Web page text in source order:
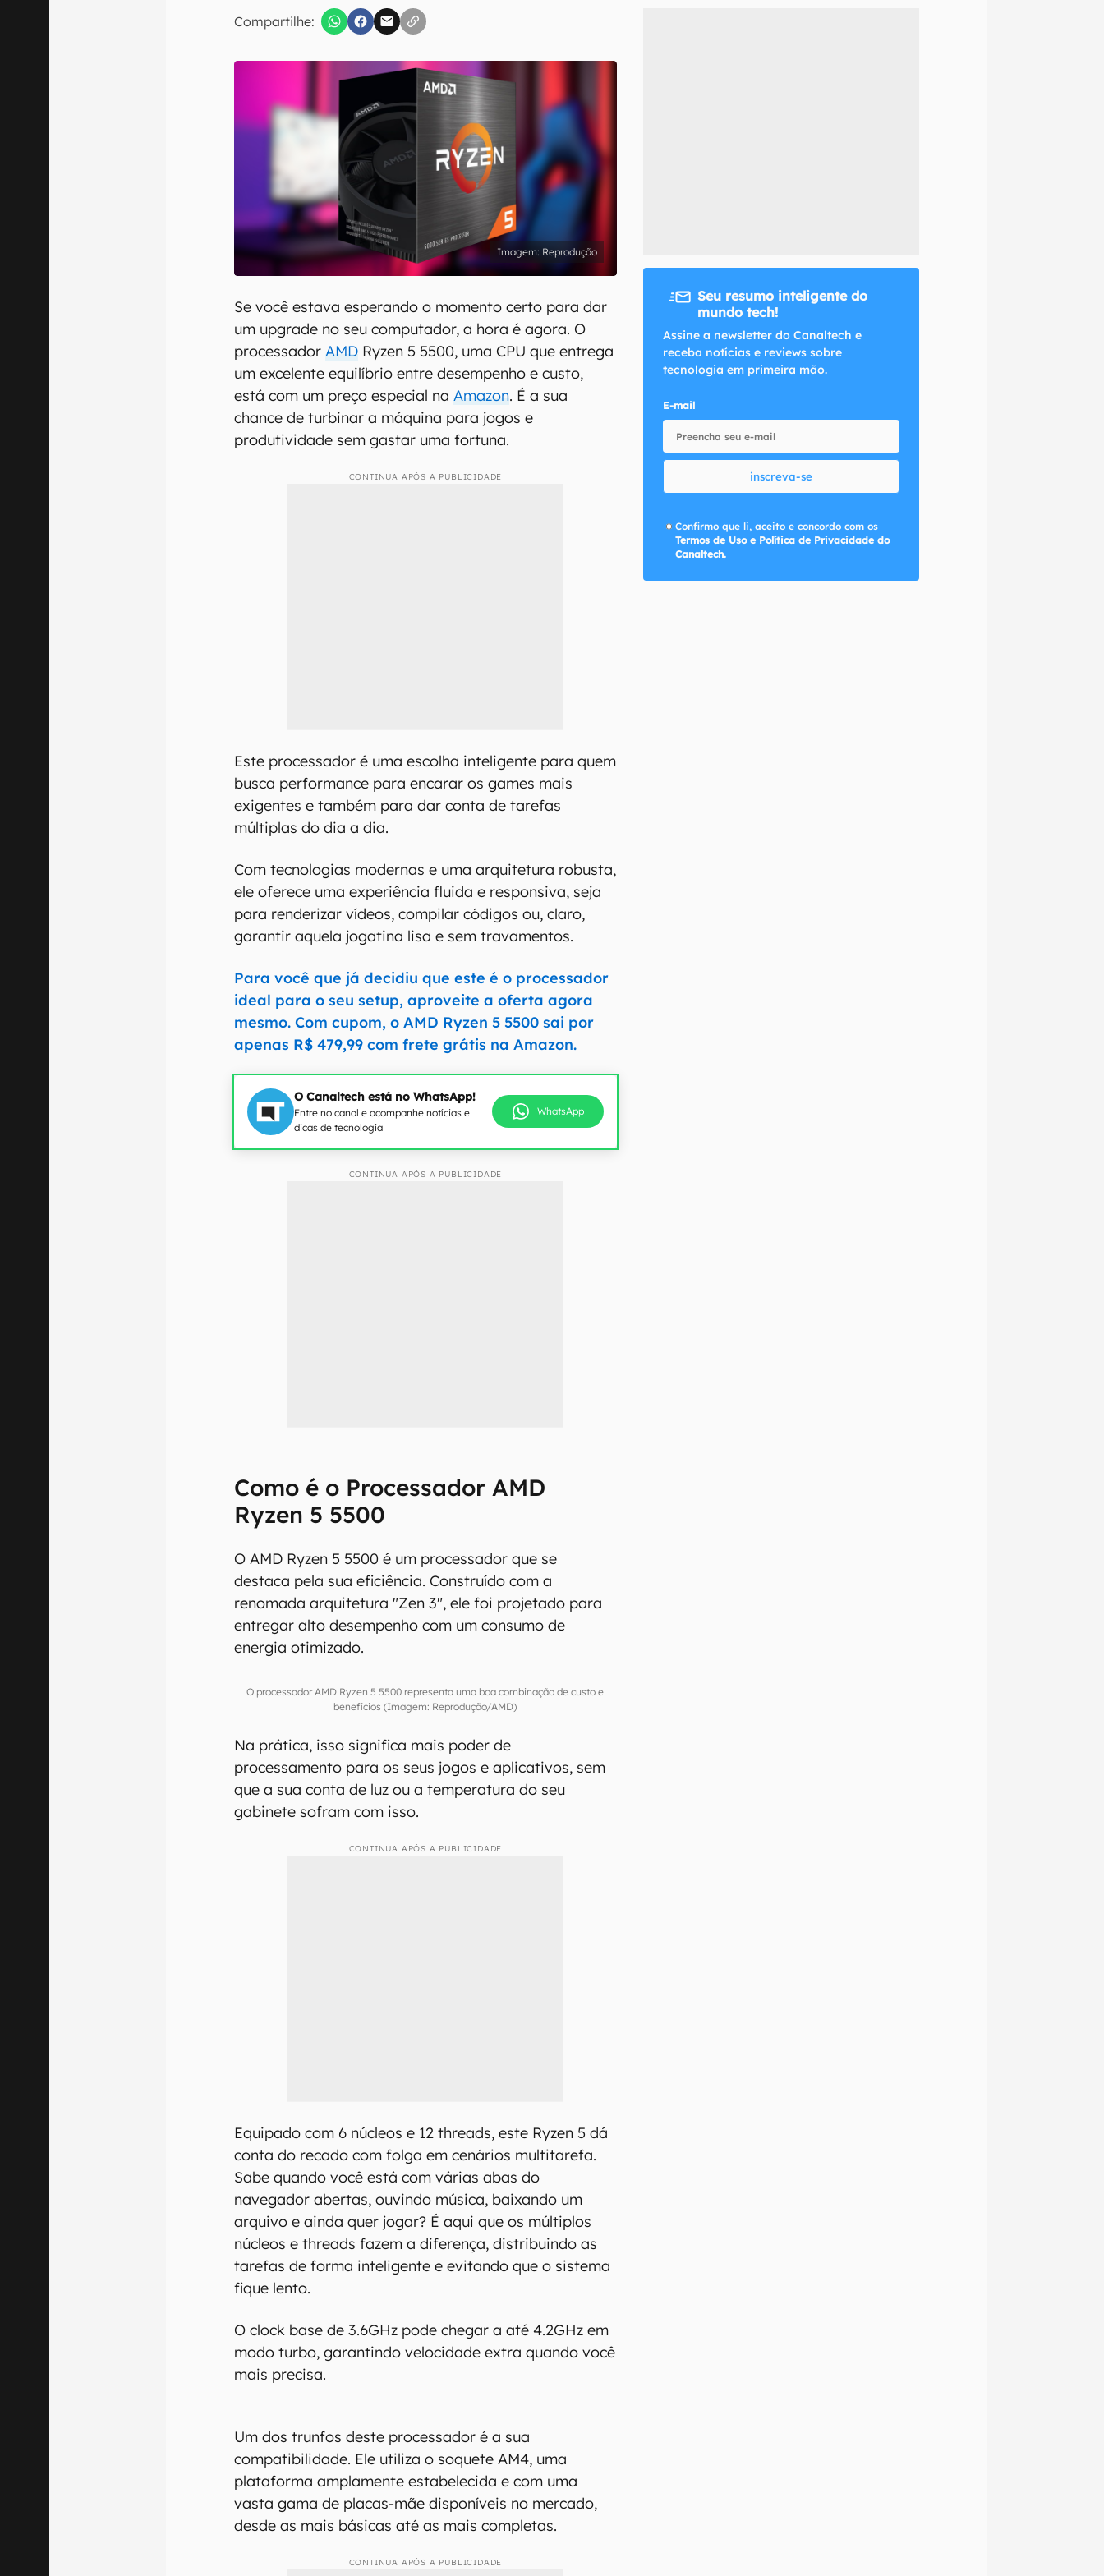
Compartilhe:
Confirmo que li, aceito e concordo com os
Reprodução
Se você estava esperando o momento certo para dar
um upgrade no seu computador, a hora é agora. O
processadorAMD Ryzen 5 5500, uma CPU que entrega
um excelente equilíbrio entre desempenho e custo,
está com um preço especial naAmazon. É a sua
chance de turbinar a máquina para jogos e
produtividade sem gastar uma fortuna.
CONTINUA APÓS A PUBLICIDADE
Este processador é uma escolha inteligente para quem
busca performance para encarar os games mais
exigentes e também para dar conta de tarefas
múltiplas do dia a dia.
Com tecnologias modernas e uma arquitetura robusta,
ele oferece uma experiência fluida e responsiva, seja
para renderizar vídeos, compilar códigos ou, claro,
garantir aquela jogatina lisa e sem travamentos.
Para você que já decidiu que este é o processador
ideal para o seu setup, aproveite a oferta agora
mesmo. Com cupom, o AMD Ryzen 5 5500 sai por
apenas R$ 479,99 com frete grátis na Amazon.
O Canaltech está no WhatsApp!
Entre no canal e acompanhe notícias e
dicas de tecnologia
WhatsApp
CONTINUA APÓS A PUBLICIDADE
Como é o Processador AMD
Ryzen 5 5500
O AMD Ryzen 5 5500 é um processador que se
destaca pela sua eficiência. Construído com a
renomada arquitetura "Zen 3", ele foi projetado para
entregar alto desempenho com um consumo de
energia otimizado.
O processador AMD Ryzen 5 5500 representa uma boa combinação de custo e
benefícios (Imagem: Reprodução/AMD)
Na prática, isso significa mais poder de
processamento para os seus jogos e aplicativos, sem
que a sua conta de luz ou a temperatura do seu
gabinete sofram com isso.
CONTINUA APÓS A PUBLICIDADE
Equipado com 6 núcleos e 12 threads, este Ryzen 5 dá
conta do recado com folga em cenários multitarefa.
Sabe quando você está com várias abas do
navegador abertas, ouvindo música, baixando um
arquivo e ainda quer jogar? É aqui que os múltiplos
núcleos e threads fazem a diferença, distribuindo as
tarefas de forma inteligente e evitando que o sistema
fique lento.
O clock base de 3.6GHz pode chegar a até 4.2GHz em
modo turbo, garantindo velocidade extra quando você
mais precisa.
Um dos trunfos deste processador é a sua
compatibilidade. Ele utiliza o soquete AM4, uma
plataforma amplamente estabelecida e com uma
vasta gama de placas-mãe disponíveis no mercado,
desde as mais básicas até as mais completas.
CONTINUA APÓS A PUBLICIDADE
Seu resumo inteligente do
mundo tech!
Assine a newsletter do Canaltech e
receba notícias e reviews sobre
tecnologia em primeira mão.
E-mail
inscreva-se
Confirmo que li, aceito e concordo com os
Termos de Uso e Política de Privacidade do
Canaltech.